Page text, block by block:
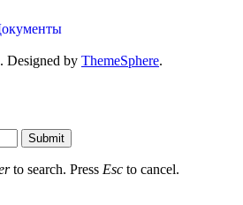
Designed by ThemeSphere.
Submit
to search. Press Esc to cancel.